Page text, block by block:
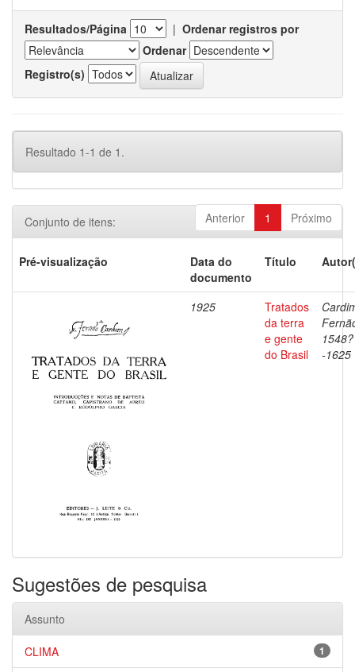
Resultados/Página | Ordenar registros por
Ordenar
Registro(s)
Resultado 1-1 de 1.
Anterior 1 Próximo
Conjunto de itens:
Pré-visualização
Data do
documento
Título
1925
Tratados
da terra
e gente
do Brasil
1548?
-1625
Sugestões de pesquisa
Assunto
1
CLIMA